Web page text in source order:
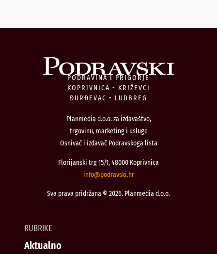
PODRAVINA I PRIGORJE
KOPRIVNICA • KRIŽEVCI
ĐURĐEVAC • LUDBREG
Planmedia d.o.o. za izdavaštvo,
trgovinu, marketing i usluge
Osnivač i izdavač Podravskoga lista
Florijanski trg 15/1, 48000 Koprivnica
rh.iksvardop
@ofni
Sva prava pridržana © 2026. Planmedia d.o.o.
RUBRIKE
Aktualno